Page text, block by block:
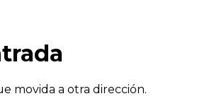
movida a otra dirección.